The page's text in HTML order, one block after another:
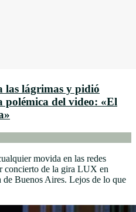
las lágrimas y pidió
polémica del video: «El
movida en las redes
concierto de la gira LUX en
Buenos Aires. Lejos de lo que